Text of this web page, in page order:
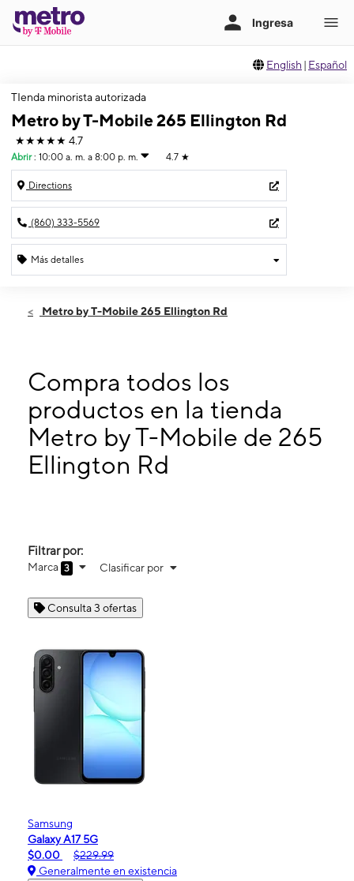
English | Español
TIenda minorista autorizada
Metro by T-Mobile 265 Ellington Rd
★★★★★ 4.7
Abrir : 10:00 a. m. a 8:00 p. m. 4.7 ★
Directions
(860) 333-5569
Más detalles
Jueves:10:00 a. m. a 8:00 p. m.
Lunes:
10:00 a. m. a 8:00 p. m.
Martes: 10:00 a. m. a 8:00 p. m.
Miérc:10:00 a. m. a 8:00 p. m.
265 Ellington Rd East Hartford, CT 06108
Metro by T-Mobile 265 Ellington Rd
Compra todos los
productos en la tienda
Metro by T-Mobile de 265
Ellington Rd
Filtrar por:
Marca 3 Clasificar por
Consulta 3 ofertas
Samsung
Galaxy A17 5G
$0.00
$229.99
Generalmente en existencia